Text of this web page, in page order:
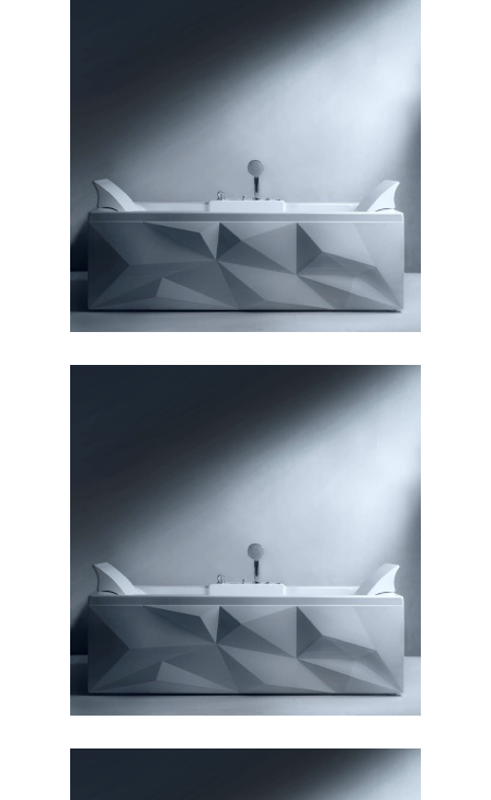
وان دایموند ۱۶۰
وان دایموند ۱۷۰